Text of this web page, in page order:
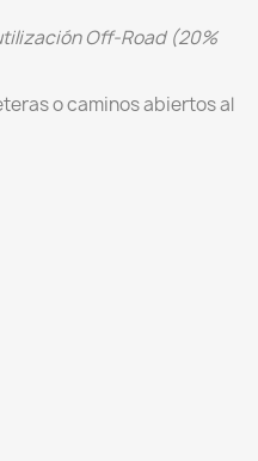
Off-Road (20%
o caminos abiertos al